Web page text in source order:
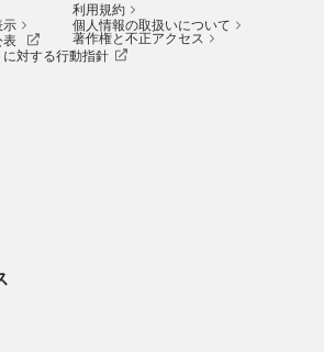
利用規約
示
個人情報の取扱いについて
表
著作権と不正アクセス
対する行動指針